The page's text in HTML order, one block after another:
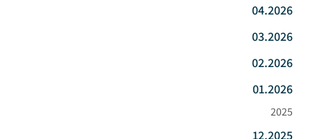
04.2026
03.2026
02.2026
01.2026
2025
12.2025